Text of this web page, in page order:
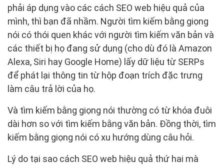
phải áp dụng vào các cách SEO web hiệu quả của
mình, thì bạn đã nhầm. Người tìm kiếm bằng giọng
nói có thói quen khác với người tìm kiếm văn bản và
các thiết bị họ đang sử dụng (cho dù đó là Amazon
Alexa, Siri hay Google Home) lấy dữ liệu từ SERPs
để phát lại thông tin từ hộp đoạn trích đặc trưng
làm câu trả lời của họ.
Và tìm kiếm bằng giọng nói thường có từ khóa đuôi
dài hơn so với tìm kiếm bằng văn bản. Đồng thời, tìm
kiếm bằng giọng nói có xu hướng dùng câu hỏi.
Lý do tại sao cách SEO web hiệu quả thứ hai mà